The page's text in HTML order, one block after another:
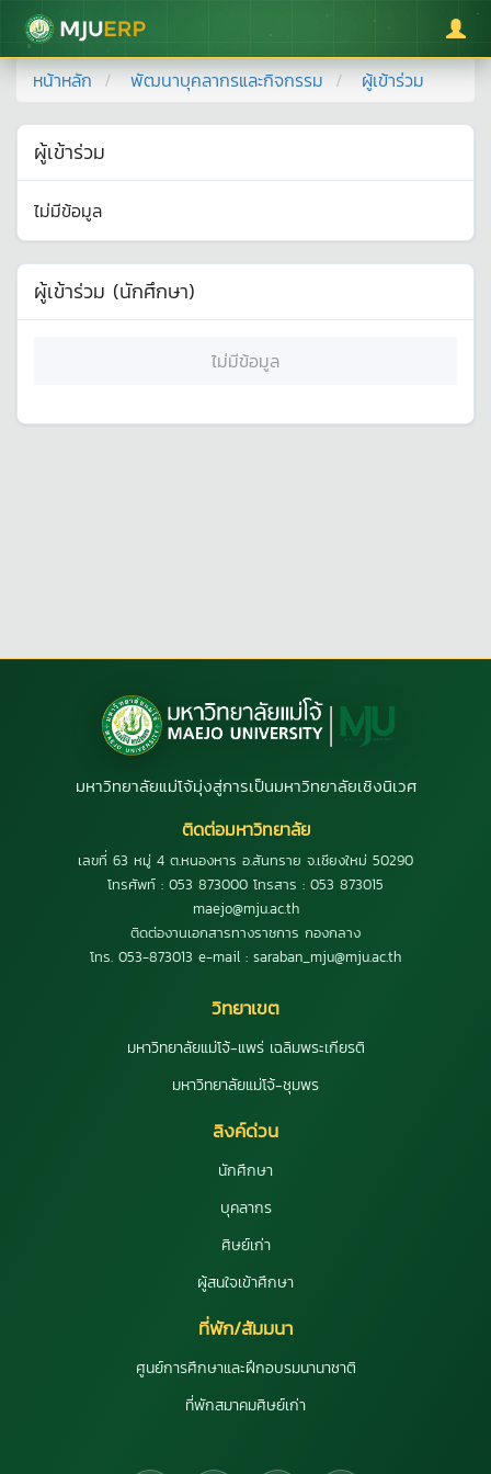
มหาวิทยาลัยแม่โจ้
หน้าหลัก พัฒนาบุคลากรและกิจกรรม ผู้เข้าร่วม
ผู้เข้าร่วม
ไม่มีข้อมูล
ผู้เข้าร่วม (นักศึกษา)
ไม่มีข้อมูล
มหาวิทยาลัยแม่โจ้มุ่งสู่การเป็นมหาวิทยาลัยเชิงนิเวศ
ติดต่อมหาวิทยาลัย
เลขที่ 63 หมู่ 4 ต.หนองหาร อ.สันทราย จ.เชียงใหม่ 50290
โทรศัพท์ : 053 873000 โทรสาร : 053 873015
maejo@mju.ac.th
ติดต่องานเอกสารทางราชการ กองกลาง
โทร. 053-873013 e-mail : saraban_mju@mju.ac.th
วิทยาเขต
มหาวิทยาลัยแม่โจ้-แพร่ เฉลิมพระเกียรติ
มหาวิทยาลัยแม่โจ้-ชุมพร
ลิงค์ด่วน
นักศึกษา
บุคลากร
ศิษย์เก่า
ผู้สนใจเข้าศึกษา
ที่พัก/สัมมนา
ศูนย์การศึกษาและฝึกอบรมนานาชาติ
ที่พักสมาคมศิษย์เก่า